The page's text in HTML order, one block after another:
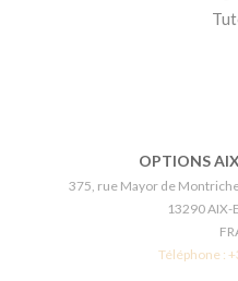
OPTIONS
375, rue Mayor de
13290 AIX-
Téléphone :